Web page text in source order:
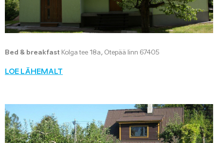
Bed & breakfast Kolga tee 18a, Otepää linn 67405
LOE LÄHEMALT